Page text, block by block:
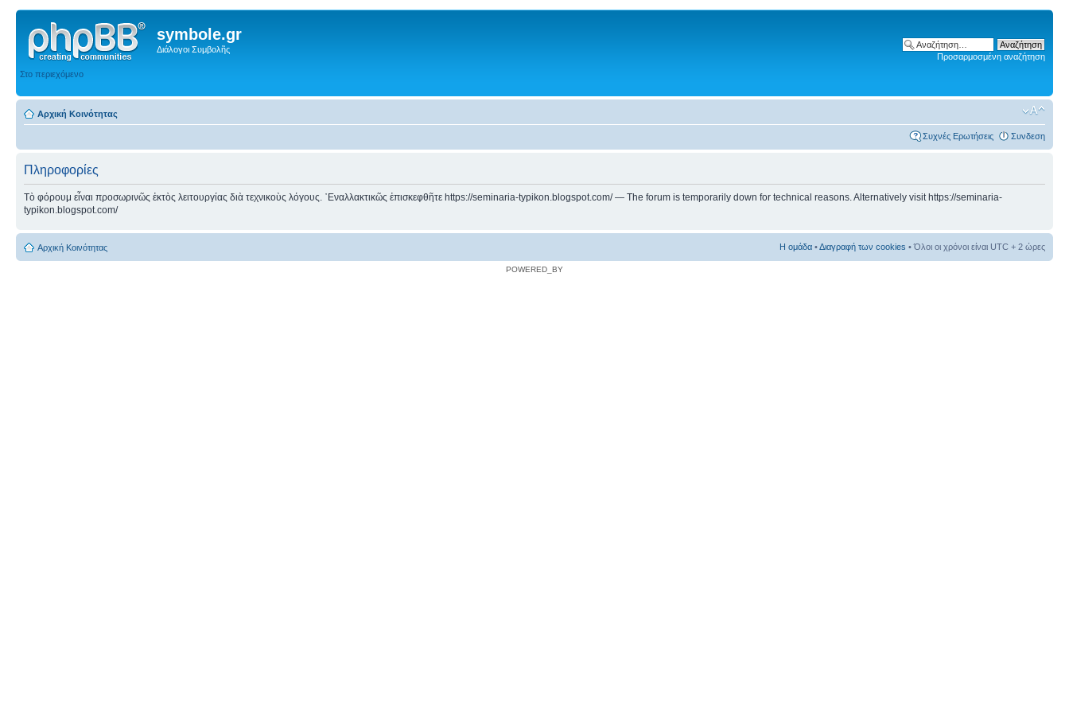
symbole.gr
Διάλογοι Συμβολῆς
Στο περιεχόμενο
Προσαρμοσμένη αναζήτηση
Αρχική Κοινότητας
Συχνές Ερωτήσεις Συνδεση
Πληροφορίες
Τὸ φόρουμ εἶναι προσωρινῶς ἐκτὸς λειτουργίας διὰ τεχνικοὺς λόγους. ᾿Εναλλακτικῶς ἐπισκεφθῆτε https://seminaria-typikon.blogspot.com/ — The forum is temporarily down for technical reasons. Alternatively visit https://seminaria-
typikon.blogspot.com/
Αρχική Κοινότητας Η ομάδα •Διαγραφή των cookies • Όλοι οι χρόνοι είναι UTC + 2 ώρες
POWERED_BY